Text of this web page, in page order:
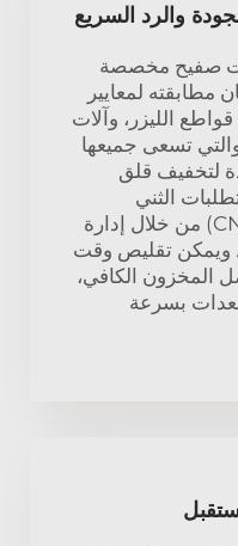
والرد السريع
صفيح مخصصة
لمعايير
الليزر، وآلات
والتي تسعى جميعها
لتخفيف قلق
الثني
باستخدام التحكم العددي (CNC) من خلال إدارة
ويمكن تقليص وقت
المخزون الكافي،
بسرعة